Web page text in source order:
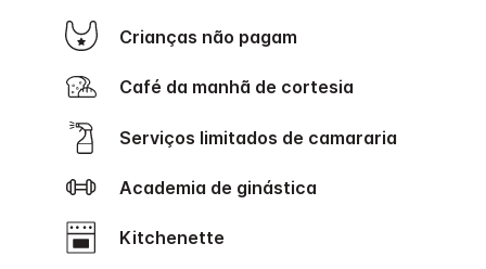
Crianças não pagam
Café da manhã de cortesia
Serviços limitados de camararia
Academia de ginástica
Kitchenette